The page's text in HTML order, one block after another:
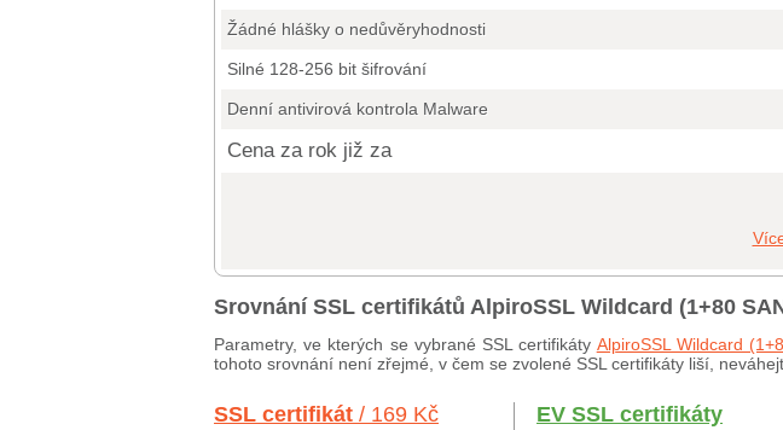
Žádné hlášky o nedůvěryhodnosti
Silné 128-256 bit šifrování
Denní antivirová kontrola Malware
Cena za rok již za
Srovnání SSL certifikátů AlpiroSSL Wildcard (1+80
Parametry, ve kterých se vybrané SSL certifikáty AlpiroSSL Wildcard
tohoto srovnání není zřejmé, v čem se zvolené SSL certifikáty liší,
SSL certifikát / 169 Kč EV SSL certifikáty